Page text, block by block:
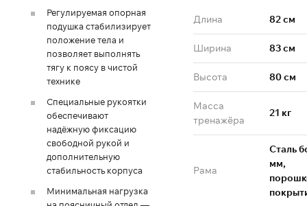
Регулируемая опорная
подушка стабилизирует
положение тела и
позволяет выполнять
тягу к поясу в чистой
технике
Специальные рукоятки
обеспечивают
надёжную фиксацию
свободной рукой и
дополнительную
стабильность корпуса
Минимальная нагрузка
Длина 82 см
Ширина 83 см
Высота 80 см
Масса
тренажёра
21 кг
Рама
Сталь
мм,